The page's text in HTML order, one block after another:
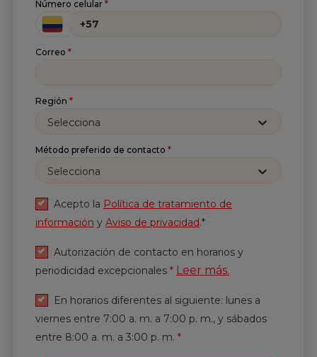
Recibe lo más reciente en tu correo
Nombre *
informaciónyAviso de privacidad.*
Número celular *
Correo *
Región *
Selecciona
Método preferido de contacto *
Selecciona
Acepto la Política de tratamiento de
información y Aviso de privacidad.*
Autorización de contacto en horarios y
periodicidad excepcionales * Leer más.
En horarios diferentes al siguiente: lunes a
viernes entre 7:00 a. m. a 7:00 p. m., y sábados
entre 8:00 a. m. a 3:00 p. m. *